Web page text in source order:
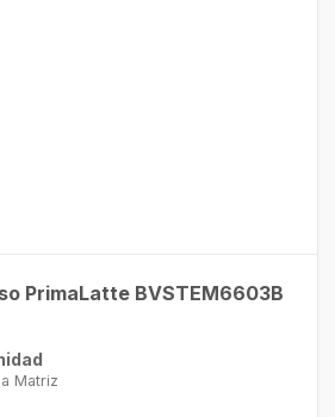
PrimaLatte BVSTEM6603B
Matriz